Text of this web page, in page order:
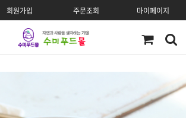
회원가입 주문조회 마이페이지